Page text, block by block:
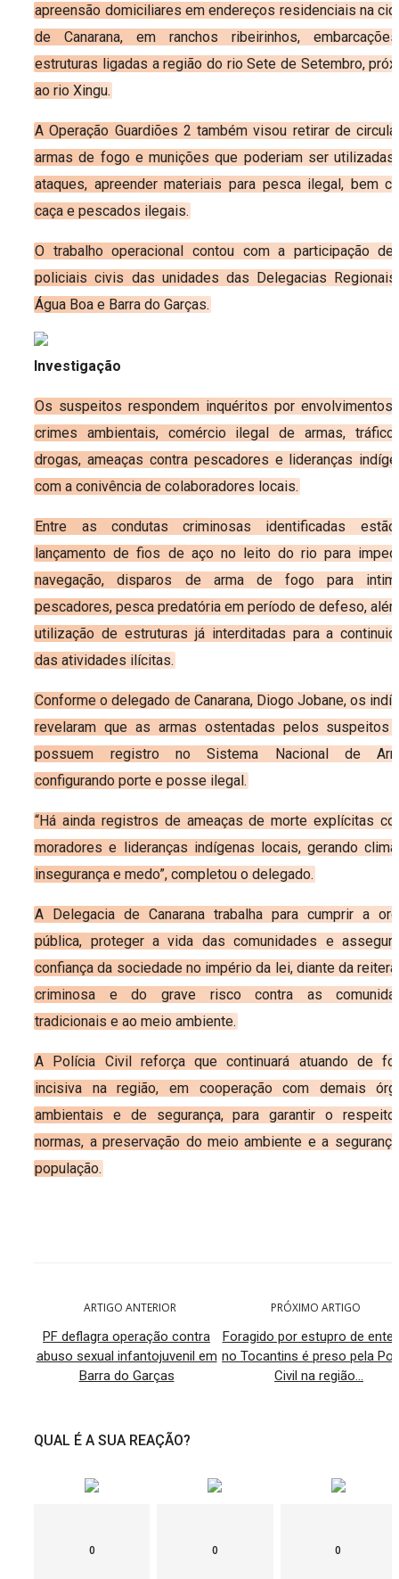
apreensão domiciliares em endereços residenciais na
de Canarana, em ranchos ribeirinhos,
estruturas ligadas a região do rio Sete de Setembro,
ao rio Xingu.
A Operação Guardiões 2 também visou retirar de
armas de fogo e munições que poderiam ser utilizadas
ataques, apreender materiais para pesca ilegal, bem
caça e pescados ilegais.
O trabalho operacional contou com a participação
policiais civis das unidades das Delegacias
Água Boa e Barra do Garças.
Investigação
Os suspeitos respondem inquéritos por envolvimentos
crimes ambientais, comércio ilegal de armas,
drogas, ameaças contra pescadores e lideranças
com a conivência de colaboradores locais.
Entre as condutas criminosas identificadas
lançamento de fios de aço no leito do rio para
navegação, disparos de arma de fogo para
pescadores, pesca predatória em período de defeso,
utilização de estruturas já interditadas para a
das atividades ilícitas.
Conforme o delegado de Canarana, Diogo Jobane, os
revelaram que as armas ostentadas pelos suspeitos
possuem registro no Sistema Nacional de
configurando porte e posse ilegal.
“Há ainda registros de ameaças de morte explícitas
moradores e lideranças indígenas locais, gerando
insegurança e medo”, completou o delegado.
A Delegacia de Canarana trabalha para cumprir a
pública, proteger a vida das comunidades e
confiança da sociedade no império da lei, diante da
criminosa e do grave risco contra as
tradicionais e ao meio ambiente.
A Polícia Civil reforça que continuará atuando de
incisiva na região, em cooperação com demais
ambientais e de segurança, para garantir o
normas, a preservação do meio ambiente e a
população.
ARTIGO ANTERIOR
PF deflagra operação contra
abuso sexual infantojuvenil em
Barra do Garças
PRÓXIMO ARTIGO
Foragido por estupro de
no Tocantins é preso pela
Civil na região...
QUAL É A SUA REAÇÃO?
0 0 0